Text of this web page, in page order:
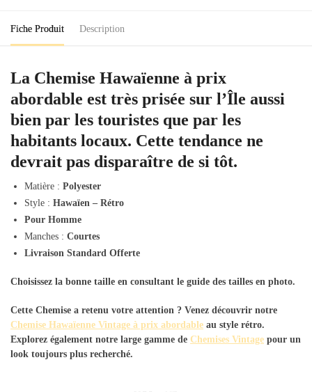
Fiche Produit Description
La Chemise Hawaïenne à prix
abordable est très prisée sur l’Île aussi
bien par les touristes que par les
habitants locaux. Cette tendance ne
devrait pas disparaître de si tôt.
Matière : Polyester
Style : Hawaïen – Rétro
Pour Homme
Manches : Courtes
Livraison Standard Offerte
Choisissez la bonne taille en consultant le guide des tailles en photo.
Cette Chemise a retenu votre attention ? Venez découvrir notre
Chemise Hawaïenne Vintage à prix abordable au style rétro.
Explorez également notre large gamme de Chemises Vintage pour un
look toujours plus recherché.